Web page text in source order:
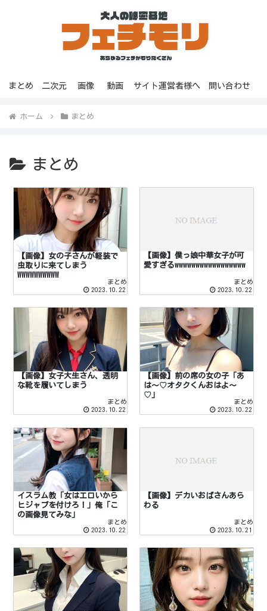
まとめ 二次元 画像 動画 サイト運営者様へ 問い合わせ
ホーム まとめ
まとめ
【画像】女の子さんが軽装で
虫取りに来てしまう
WWWWWWWWWW
まとめ
2023.10.22
【画像】僕っ娘中華女子が可
愛すぎるwwwwwwwwwwwwwwwww
まとめ
2023.10.22
【画像】女子大生さん、透明
な靴を履いてしまう
まとめ
2023.10.22
【画像】前の席の女の子「あ
は～♡オタクくんおはよ～
♡」
まとめ
2023.10.22
イスラム教「女はエロいから
ヒジャブを付けろ！」俺「こ
の画像見てみな」
まとめ
2023.10.22
【画像】デカいおばさんあら
わる
まとめ
2023.10.21